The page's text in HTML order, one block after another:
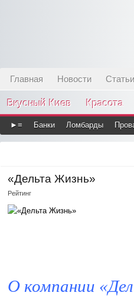
Главная Новости Статьи
Вкусный Киев Красота
►≡ Банки Ломбарды
«Дельта Жизнь»
Рейтинг
О компании